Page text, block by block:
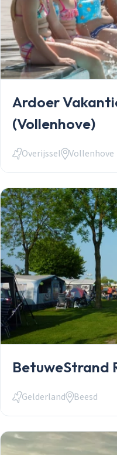
Ardoer
(Vollenhove)
Overijssel Vollenhove
BetuweStrand
Gelderland Beesd